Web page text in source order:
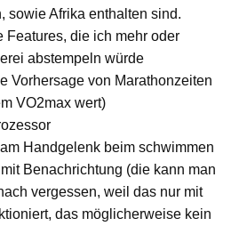
sowie Afrika enthalten sind.
Features, die ich mehr oder
abstempeln würde
Vorhersage von Marathonzeiten
VO2max wert)
Handgelenk beim schwimmen
Benachrichtung (die kann man
vergessen, weil das nur mit
das möglicherweise kein